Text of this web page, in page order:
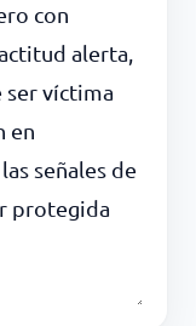
con
alerta,
ser víctima
en
señales de
protegida